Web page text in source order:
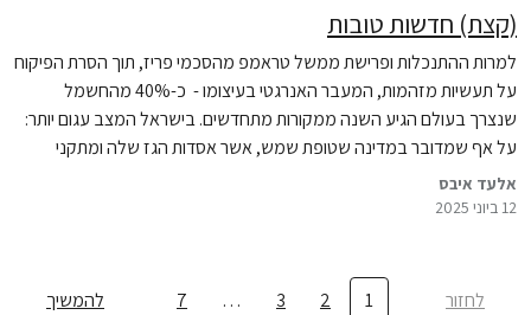
(קצת) חדשות טובות
למרות ההתנכלות ופרישת ממשל טראמפ מהסכמי פריז, תוך הסרת הפיקוח
על תעשיות מזהמות, המעבר האנרגטי בעיצומו - כ-40% מהחשמל
שנצרך בעולם הגיע השנה ממקורות מתחדשים. בישראל המצב עגום יותר:
על אף שמדובר במדינה שטופת שמש, אשר אסדות הגז שלה ומתקני
אשתקד באמצעות אנרגיה נקייה.
אלעד איבס
12 ביוני 2025
לחזור 1
2
3
…
7 להמשיך